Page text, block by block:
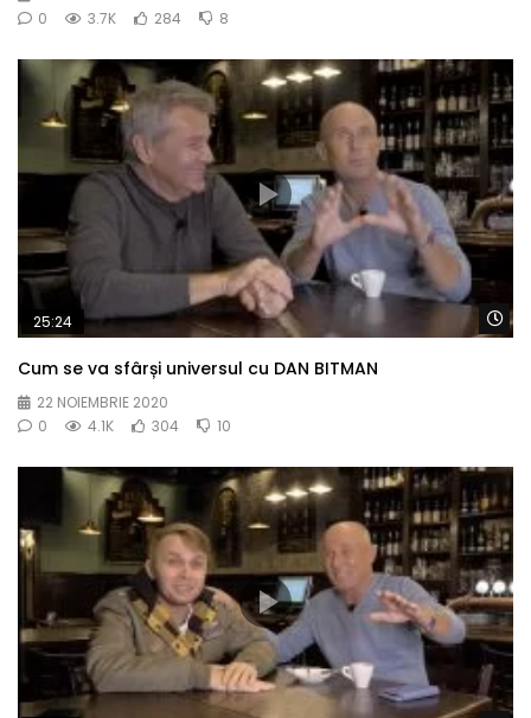
0
3.7K 284 8
25:24
Cum se va sfârși universul cu DAN BITMAN
22 NOIEMBRIE 2020
0
4.1K 304 10